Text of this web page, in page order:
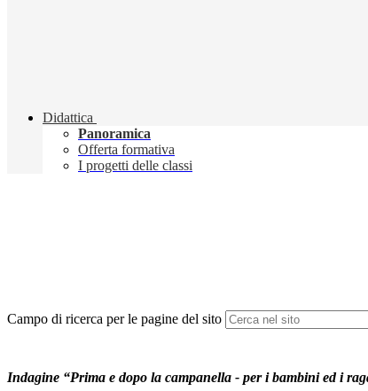
Didattica
Panoramica
Offerta formativa
I progetti delle classi
Campo di ricerca per le pagine del sito
Indagine “Prima e dopo la campanella - per i bambini ed i